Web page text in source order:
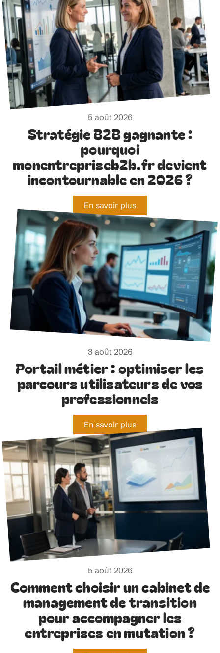
5 août 2026
Stratégie B2B gagnante :
pourquoi
monentrepriseb2b.fr devient
incontournable en 2026 ?
En savoir plus
3 août 2026
Portail métier : optimiser les
parcours utilisateurs de vos
professionnels
En savoir plus
5 août 2026
Comment choisir un cabinet de
management de transition
pour accompagner les
entreprises en mutation ?